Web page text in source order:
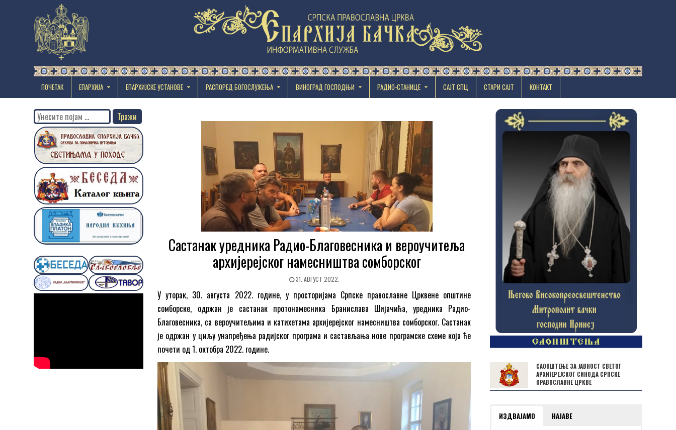
ПОЧЕТАК ЕПАРХИЈА EПАРХИЈСКЕ УСТАНОВЕ РАСПОРЕД БОГОСЛУЖЕЊА ВИНОГРАД ГОСПОДЊИ РАДИО-СТАНИЦЕ САЈТ СПЦ СТАРИ САЈТ КОНТАКТ
Састанак уредника Радио-Благовесника и вероучитеља
aрхијерејског намесништва сомборског
31. АВГУСТ 2022.
У уторак, 30. августа 2022. године, у просторијама Српске православне Црквене општине
сомборске, одржан је састанак протонамесника Бранислава Шијачића, уредника Радио-
Благовесника, са вероучитељима и катихетама aрхијерејског намесништва сомборског. Састанак
је одржан у циљу унапређења радијског програма и састављања нове програмске схеме која ће
почети од 1. октобра 2022. године.
Search
for:
САОПШТЕЊЕ ЗА ЈАВНОСТ СВЕТОГ
АРХИЈЕРЕЈСКОГ СИНОДА СРПСКЕ
ПРАВОСЛАВНЕ ЦРКВЕ
ИЗДВАЈАМО НАЈАВЕ